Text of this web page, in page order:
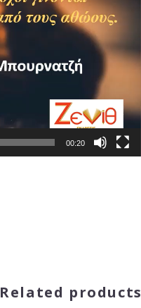
00:20
Related products